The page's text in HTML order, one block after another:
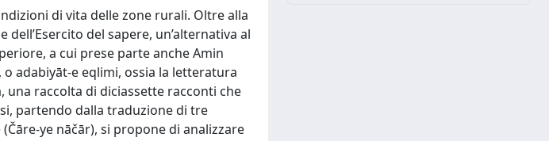
di vita delle zone rurali. Oltre alla
del sapere, un’alternativa al
a cui prese parte anche Amin
adabiyāt-e eqlimi, ossia la letteratura
una raccolta di diciassette racconti che
partendo dalla traduzione di tre
ye nāčār), si propone di analizzare